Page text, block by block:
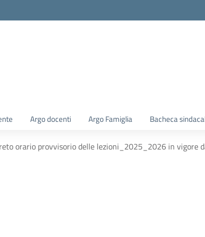
Argo docenti Argo Famiglia Bacheca
orario provvisorio delle lezioni_2025_2026 in vigore